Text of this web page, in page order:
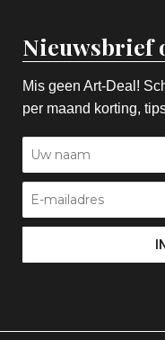
Nieuwsbrief
Mis geen Art-Deal!
per maand korting,